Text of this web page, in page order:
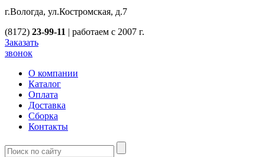
г.Вологда, ул.Костромская, д.7
(8172) 23-99-11 | работаем с 2007 г.
Заказать
звонок
О компании
Каталог
Оплата
Доставка
Сборка
Контакты